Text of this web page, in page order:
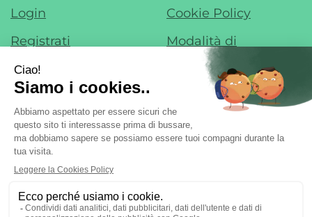
Login
Registrati
Contatti
Iscrizione alla
Newsletter
Cookie Policy
Modalità di
Pagamento
Modalità di
Spedizione e Ritiro
Condizioni di Vendita
Farmacia di Liscate sas - Dr. F. Nobile &